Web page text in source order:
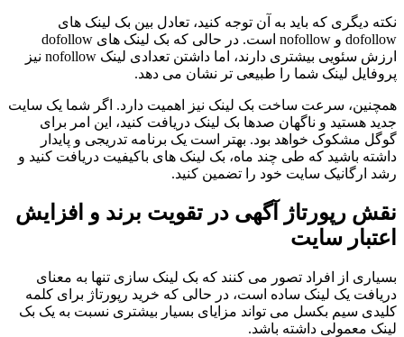
نکته دیگری که باید به آن توجه کنید، تعادل بین بک لینک های
dofollow و nofollow است. در حالی که بک لینک های dofollow
ارزش سئویی بیشتری دارند، اما داشتن تعدادی لینک nofollow نیز
پروفایل لینک شما را طبیعی تر نشان می دهد.
همچنین، سرعت ساخت بک لینک نیز اهمیت دارد. اگر شما یک سایت
جدید هستید و ناگهان صدها بک لینک دریافت کنید، این امر برای
گوگل مشکوک خواهد بود. بهتر است یک برنامه تدریجی و پایدار
داشته باشید که طی چند ماه، بک لینک های باکیفیت دریافت کنید و
رشد ارگانیک سایت خود را تضمین کنید.
نقش رپورتاژ آگهی در تقویت برند و افزایش
اعتبار سایت
بسیاری از افراد تصور می کنند که بک لینک سازی تنها به معنای
دریافت یک لینک ساده است، در حالی که خرید رپورتاژ برای کلمه
کلیدی سیم بکسل می تواند مزایای بسیار بیشتری نسبت به یک بک
لینک معمولی داشته باشد.